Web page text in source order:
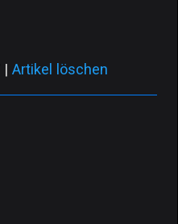
| Artikel löschen